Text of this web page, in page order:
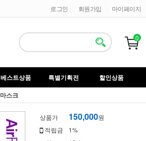
마이페이지
회원가입
로그인
0
베스트상품 특별기획전
할인상품
마스크
상품가 150,000원
적립금
1%